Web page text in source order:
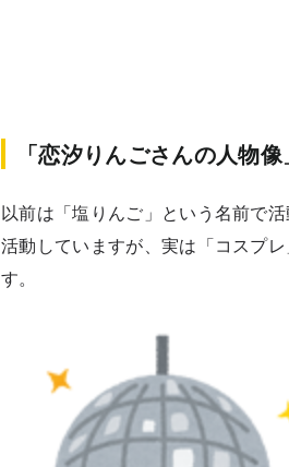
「恋汐りんごさんの人物像
以前は「塩りんご」という名前で
活動していますが、実は「コスプ
す。